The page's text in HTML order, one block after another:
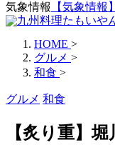
気象情報 【気象情報
HOME >
グルメ >
和食 >
グルメ 和食
【炙り重】